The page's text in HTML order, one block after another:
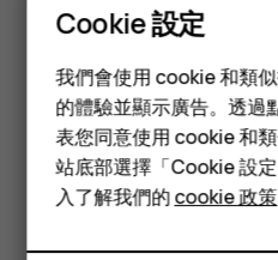
智慧型手機
功能型手機
配件
平板電腦
性儲存媒體放在裝置附近，該媒
本用戶指南提及的部分配件，如
販售。
注意：您可以將手機設定
私隱及個人資料。選擇功能
無法解開或繞過此密碼鎖
Cookie 設定
我們會使用 cookie 和類
的體驗並顯示廣告。透過
表您同意使用 cookie 和
站底部選擇「Cookie 設
入了解我們的cookie 政策